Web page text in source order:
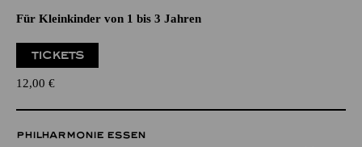
Für Kleinkinder von 1 bis 3 Jahren
TICKETS
12,00 €
PHILHARMONIE ESSEN